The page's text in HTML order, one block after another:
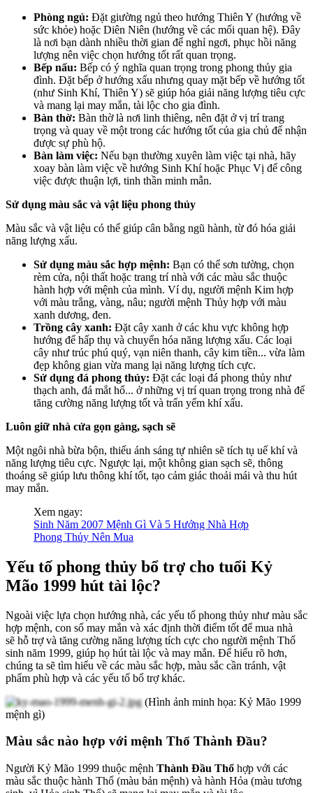
Phòng ngủ: Đặt giường ngủ theo hướng Thiên Y (hướng về
sức khỏe) hoặc Diên Niên (hướng về các mối quan hệ). Đây
là nơi bạn dành nhiều thời gian để nghỉ ngơi, phục hồi năng
lượng nên việc chọn hướng tốt rất quan trọng.
Bếp nấu: Bếp có ý nghĩa quan trọng trong phong thủy gia
đình. Đặt bếp ở hướng xấu nhưng quay mặt bếp về hướng tốt
(như Sinh Khí, Thiên Y) sẽ giúp hóa giải năng lượng tiêu cực
và mang lại may mắn, tài lộc cho gia đình.
Bàn thờ: Bàn thờ là nơi linh thiêng, nên đặt ở vị trí trang
trọng và quay về một trong các hướng tốt của gia chủ để nhận
được sự phù hộ.
Bàn làm việc: Nếu bạn thường xuyên làm việc tại nhà, hãy
xoay bàn làm việc về hướng Sinh Khí hoặc Phục Vị để công
việc được thuận lợi, tinh thần minh mẫn.
Sử dụng màu sắc và vật liệu phong thủy
Màu sắc và vật liệu có thể giúp cân bằng ngũ hành, từ đó hóa giải
năng lượng xấu.
Sử dụng màu sắc hợp mệnh: Bạn có thể sơn tường, chọn
rèm cửa, nội thất hoặc trang trí nhà với các màu sắc thuộc
hành hợp với mệnh của mình. Ví dụ, người mệnh Kim hợp
với màu trắng, vàng, nâu; người mệnh Thủy hợp với màu
xanh dương, đen.
Trồng cây xanh: Đặt cây xanh ở các khu vực không hợp
hướng để hấp thụ và chuyển hóa năng lượng xấu. Các loại
cây như trúc phú quý, vạn niên thanh, cây kim tiền... vừa làm
đẹp không gian vừa mang lại năng lượng tích cực.
Sử dụng đá phong thủy: Đặt các loại đá phong thủy như
thạch anh, đá mắt hổ... ở những vị trí quan trọng trong nhà để
tăng cường năng lượng tốt và trấn yểm khí xấu.
Luôn giữ nhà cửa gọn gàng, sạch sẽ
Một ngôi nhà bừa bộn, thiếu ánh sáng tự nhiên sẽ tích tụ uế khí và
năng lượng tiêu cực. Ngược lại, một không gian sạch sẽ, thông
thoáng sẽ giúp lưu thông khí tốt, tạo cảm giác thoải mái và thu hút
may mắn.
Xem ngay:
Sinh Năm 2007 Mệnh Gì Và 5 Hướng Nhà Hợp
Phong Thủy Nên Mua
Yếu tố phong thủy bổ trợ cho tuổi Kỷ
Mão 1999 hút tài lộc?
Ngoài việc lựa chọn hướng nhà, các yếu tố phong thủy như màu sắc
hợp mệnh, con số may mắn và xác định thời điểm tốt để mua nhà
sẽ hỗ trợ và tăng cường năng lượng tích cực cho người mệnh Thổ
sinh năm 1999, giúp họ hút tài lộc và may mắn. Để hiểu rõ hơn,
chúng ta sẽ tìm hiểu về các màu sắc hợp, màu sắc cần tránh, vật
phẩm phù hợp và các yếu tố bổ trợ khác.
(Hình ảnh minh họa: Kỷ Mão 1999
mệnh gì)
Màu sắc nào hợp với mệnh Thổ Thành Đầu?
Người Kỷ Mão 1999 thuộc mệnh Thành Đầu Thổ hợp với các
màu sắc thuộc hành Thổ (màu bản mệnh) và hành Hỏa (màu tương